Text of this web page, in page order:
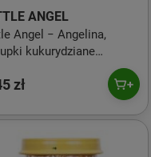
ANGEL
Angel − Angelina,
kukurydziane
bezgl. BIO − 30 g
zł